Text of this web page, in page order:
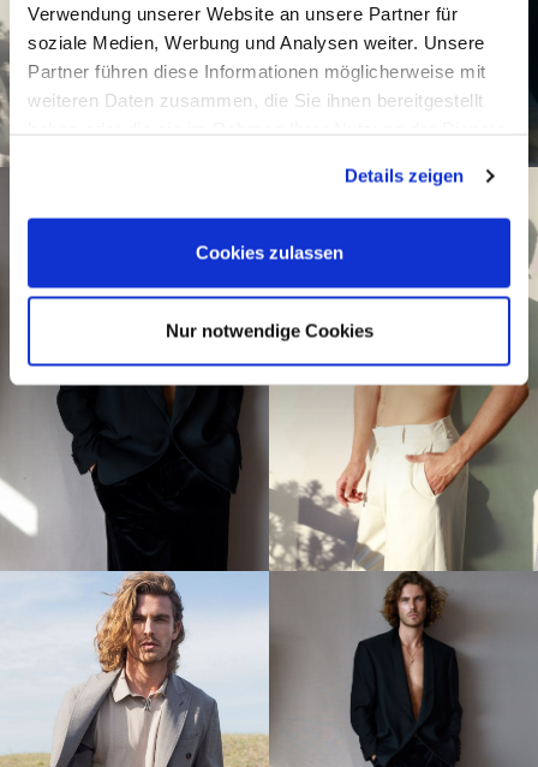
Verwendung unserer Website an unsere Partner für
soziale Medien, Werbung und Analysen weiter. Unsere
Partner führen diese Informationen möglicherweise mit
weiteren Daten zusammen, die Sie ihnen bereitgestellt
Details zeigen
Cookies zulassen
Nur notwendige Cookies